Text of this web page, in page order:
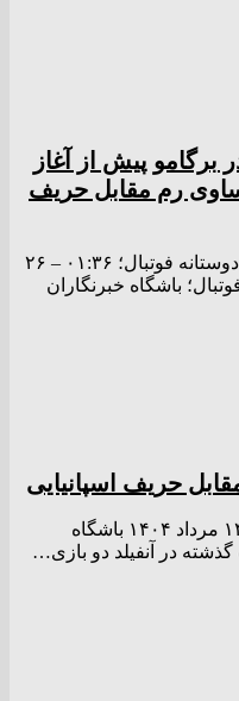
پیش از آغاز
رم مقابل حریف
به گزارش کاوک نیوز دیدارهای دوستانه فوتبال؛ ۰۱:۳۶ – ۲۶
فوتبال؛ باشگاه خبرنگاران
به گزارش کاوک نیوز ۰۱:۴۰ – ۱۴ مرداد ۱۴۰۴ باشگاه
در آنفیلد دو بازی…